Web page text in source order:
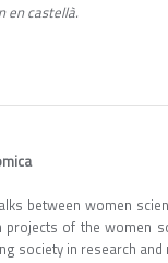
en castellà.
between women
projects of the women
society in research and